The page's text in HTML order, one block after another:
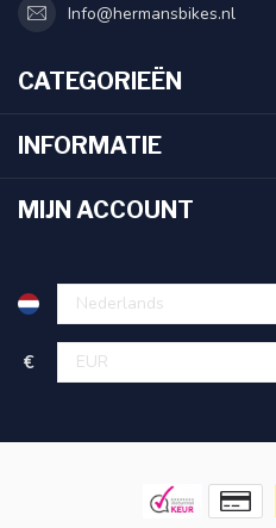
Info@hermansbikes.nl
CATEGORIEËN
INFORMATIE
MIJN ACCOUNT
€